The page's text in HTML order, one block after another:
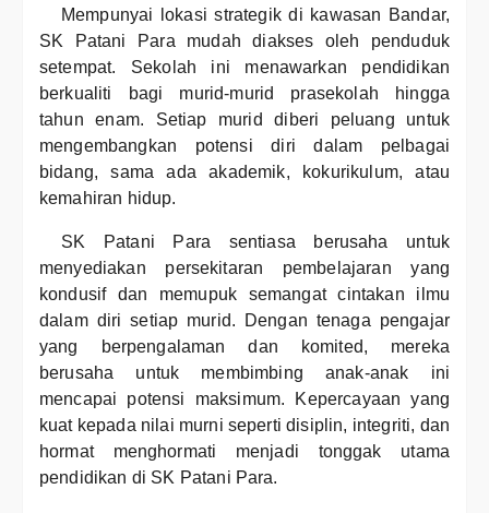
Mempunyai lokasi strategik di kawasan Bandar,
SK Patani Para mudah diakses oleh penduduk
setempat. Sekolah ini menawarkan pendidikan
berkualiti bagi murid-murid prasekolah hingga
tahun enam. Setiap murid diberi peluang untuk
mengembangkan potensi diri dalam pelbagai
bidang, sama ada akademik, kokurikulum, atau
kemahiran hidup.
SK Patani Para sentiasa berusaha untuk
menyediakan persekitaran pembelajaran yang
kondusif dan memupuk semangat cintakan ilmu
dalam diri setiap murid. Dengan tenaga pengajar
yang berpengalaman dan komited, mereka
berusaha untuk membimbing anak-anak ini
mencapai potensi maksimum. Kepercayaan yang
kuat kepada nilai murni seperti disiplin, integriti, dan
hormat menghormati menjadi tonggak utama
pendidikan di SK Patani Para.